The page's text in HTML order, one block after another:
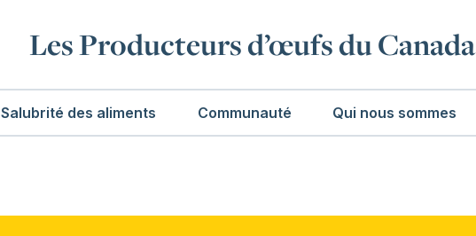
Les Producteurs d’œufs du Canada
Salubrité des aliments Communauté Qui nous sommes